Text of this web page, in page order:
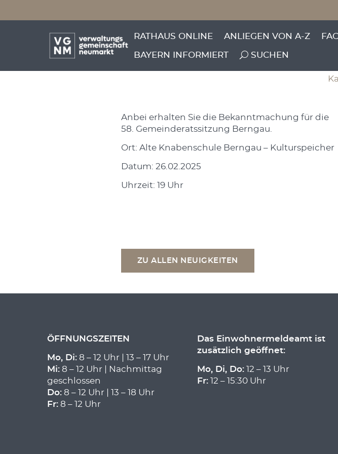
RATHAUS ONLINE
ANLIEGEN VON A-Z
BAYERN INFORMIERT SUCHEN
Bekanntmachung 58.
Gemeinderatssitzung
Anbei erhalten Sie die Bekanntmachung für die
58. Gemeinderatssitzung Berngau.
Ort: Alte Knabenschule Berngau – Kulturspeicher
Datum: 26.02.2025
Uhrzeit: 19 Uhr
ZU ALLEN NEUIGKEITEN
ÖFFNUNGSZEITEN
Mo, Di: 8 – 12 Uhr | 13 – 17 Uhr
Mi: 8 – 12 Uhr | Nachmittag
geschlossen
Do: 8 – 12 Uhr | 13 – 18 Uhr
Fr: 8 – 12 Uhr
Das Einwohnermeldeamt ist
zusätzlich geöffnet:
Mo, Di, Do:12 – 13 Uhr
Fr:12 – 15:30 Uhr